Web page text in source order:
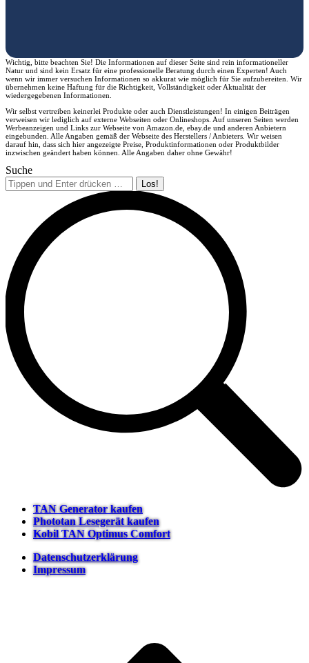
Wichtig, bitte beachten Sie! Die Informationen auf dieser Seite sind rein informationeller
Natur und sind kein Ersatz für eine professionelle Beratung durch einen Experten! Auch
wenn wir immer versuchen Informationen so akkurat wie möglich für Sie aufzubereiten. Wir
übernehmen keine Haftung für die Richtigkeit, Vollständigkeit oder Aktualität der
wiedergegebenen Informationen.
Wir selbst vertreiben keinerlei Produkte oder auch Dienstleistungen! In einigen Beiträgen
verweisen wir lediglich auf externe Webseiten oder Onlineshops. Auf unseren Seiten werden
Werbeanzeigen und Links zur Webseite von Amazon.de, ebay.de und anderen Anbietern
eingebunden. Alle Angaben gemäß der Webseite des Herstellers / Anbieters. Wir weisen
darauf hin, dass sich hier angezeigte Preise, Produktinformationen oder Produktbilder
inzwischen geändert haben können. Alle Angaben daher ohne Gewähr!
Suche
Search:
TAN Generator kaufen
Phototan Lesegerät kaufen
Kobil TAN Optimus Comfort
Datenschutzerklärung
Impressum